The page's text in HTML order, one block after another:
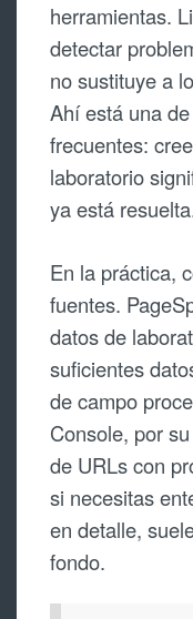
herramientas.
detectar
no sustituye a
Ahí está una
frecuentes:
laboratorio
ya está
En la práctica,
fuentes.
datos de
suficientes
de campo
Console, por
de URLs con
si necesitas
en detalle,
fondo.